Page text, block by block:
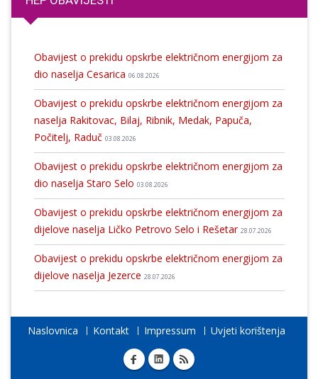
Obavijest o prekidu opskrbe električnom energijom za
dio naselja Cesarica 06.08.2026
Obavijest o prekidu opskrbe električnom energijom za
naselja Rakitovac, Bilaj, Ribnik, Medak, Papuča,
Počitelj, Raduč 03.08.2026
Obavijest o prekidu opskrbe električnom energijom za
dio naselja Staro Selo 03.08.2026
Obavijest o prekidu opskrbe električnom energijom za
dijelove naselja Ličko Petrovo Selo i Rešetar 28.07.2026
Obavijest o prekidu opskrbe električnom energijom za
dijelove naselja Jezerce 28.07.2026
Naslovnica Kontakt Impressum Uvjeti korištenja